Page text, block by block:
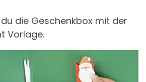
die Geschenkbox mit der
Vorlage.